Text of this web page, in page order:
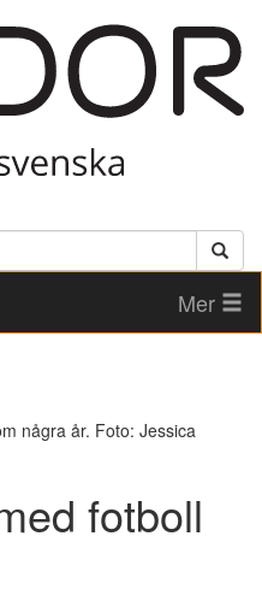
Mer
några år. Foto: Jessica
fotboll